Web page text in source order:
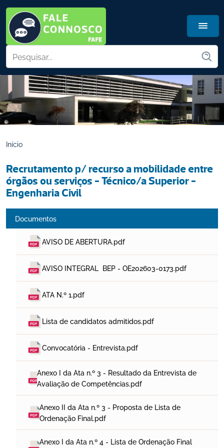
Início
Recrutamento p/ recurso a mobilidade entre
órgãos ou serviços - Técnico/a Superior -
Engenharia Civil
Documentos
AVISO DE ABERTURA.pdf
AVISO INTEGRAL  BEP - OE202603-0173.pdf
ATA N.º 1.pdf
Lista de candidatos admitidos.pdf
Convocatória - Entrevista.pdf
Anexo I da Ata n.º 3 - Resultado da Entrevista de
Avaliação de Competências.pdf
Anexo II da Ata n.º 3 - Proposta de Lista de
Ordenação Final.pdf
Anexo I da Ata n.º 4 - Lista de Ordenação Final